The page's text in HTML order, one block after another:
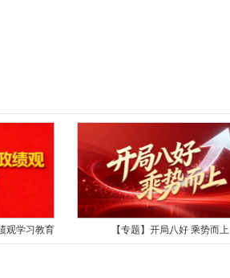
观学习教育 【专题】开局八好 乘势而上